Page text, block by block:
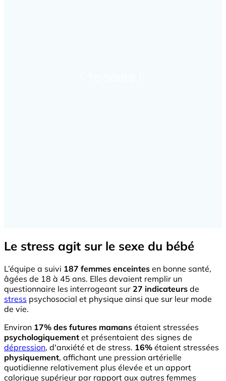
Le stress agit sur le sexe du bébé
L’équipe a suivi 187 femmes enceintes en bonne santé,
âgées de 18 à 45 ans. Elles devaient remplir un
questionnaire les interrogeant sur 27 indicateurs de
stress psychosocial et physique ainsi que sur leur mode
de vie.
Environ 17% des futures mamans étaient stressées
psychologiquement et présentaient des signes de
dépression, d'anxiété et de stress. 16% étaient stressées
physiquement, affichant une pression artérielle
quotidienne relativement plus élevée et un apport
calorique supérieur par rapport aux autres femmes